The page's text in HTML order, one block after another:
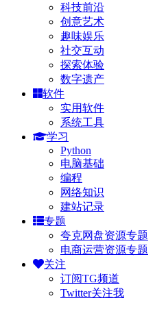
科技前沿
创意艺术
趣味娱乐
社交互动
探索体验
数字遗产
软件
实用软件
系统工具
学习
Python
电脑基础
编程
网络知识
建站记录
专题
夸克网盘资源专题
电商运营资源专题
关注
订阅TG频道
Twitter关注我